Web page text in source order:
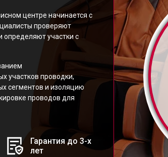
центре начинается с
проверяют
определяют участки с
участков проводки,
сегментов и изоляцию
проводов для
Гарантия до 3-х
лет